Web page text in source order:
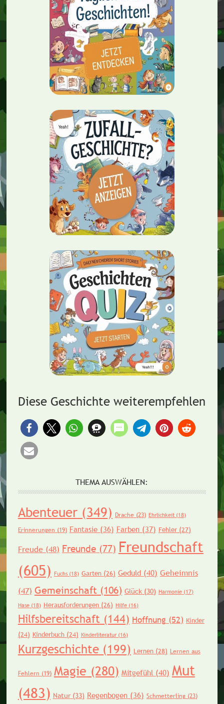
Diese Geschichte weiterempfehlen
THEMA AUSWÄHLEN:
Abenteuer(349) Drache (23) Ehrlichkeit(18)
Erinnerungen (19) Fantasie(36) Farben(37) Fehler(27)
Freude(48) Freunde(77) Freundschaft
(605) Fuchs(18) Garten(26) Geduld(40) Geheimnis
(47) Gemeinschaft(106) Glück(30) Harmonie(17)
Hase(18) Herausforderungen(26) Hilfe(16)
Hilfsbereitschaft (144) Hoffnung (52) Kinder
(24) Kinderbuch(24) Kinderliteratur(16)
Kurzgeschichte(199) Lernen(28) Lernen aus
Fehlern (19) Magie (280) Mitgefühl(40) Mut
(483) Natur(33) Regenbogen(36) Schmetterling(23)